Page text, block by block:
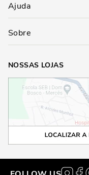
Ajuda
Sobre
NOSSAS LOJAS